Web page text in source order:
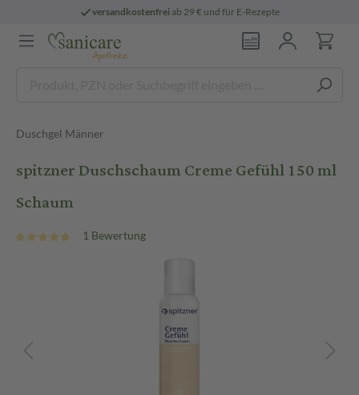
versandkostenfreiab 29 € und für E-Rezepte
Duschgel Männer
spitzner Duschschaum Creme Gefühl 150 ml
Schaum
1 Bewertung